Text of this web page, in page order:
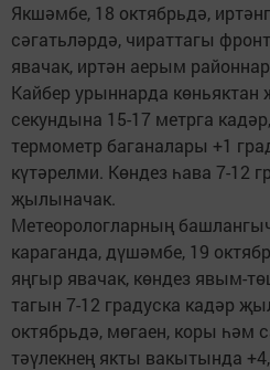
Якшәмбе, 18 октябрьдә,
сәгатьләрдә, чираттагы
явачак, иртән аерым
Кайбер урыннарда көньяктан
секундына 15-17 метрга
термометр баганалары +1
күтәрелми. Көндез һава 7-12
җылыначак.
Метеорологларның
караганда, дүшәмбе, 19
яңгыр явачак, көндез явым-
тагын 7-12 градуска кадәр
октябрьдә, мөгаен, коры
тәүлекнең якты вакытында